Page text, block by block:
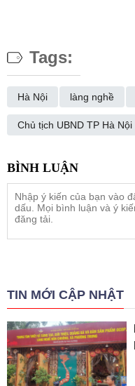
Tags:
Hà Nội làng nghề
Chủ tịch UBND TP Hà Nội
TIN MỚI CẬP NHẬT